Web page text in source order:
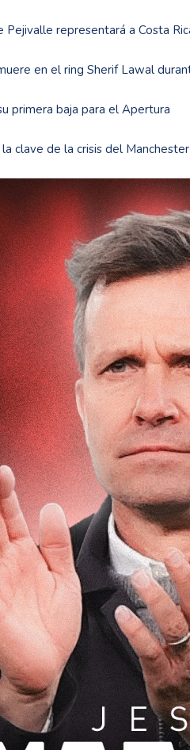
representará a Costa
en el ring Sherif Lawal
primera baja para el Apertura
clave de la crisis del